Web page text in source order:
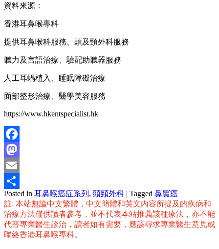
資料來源：
香港耳鼻喉專科
提供耳鼻喉科服務、頭及頸外科服務
聽力及言語治療、驗配助聽器服務
人工耳蝸植入、睡眠障礙治療
面部整形治療、醫學美容服務
https://www.hkentspecialist.hk
Facebook
Mastodon
Email
分
享
Posted in 耳鼻喉癌症系列 , 頭頸外科 | Tagged 鼻竇癌
註: 本站無論中文繁體，中文簡體和英文內容所提及的疾病和
治療方法僅供讀者參考，並不代表本站推薦該種療法，亦不能
代替專業醫生診治，讀者如有需要，應該尋求專業醫生意見或
聯絡香港耳鼻喉專科。